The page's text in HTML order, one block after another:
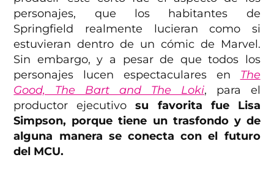
personajes, que los habitantes de
Springfield realmente lucieran como si
estuvieran dentro de un cómic de Marvel.
Sin embargo, y a pesar de que todos los
personajes lucen espectaculares en The
Good, The Bart and The Loki, para el
productor ejecutivosu favorita fue Lisa
Simpson, porque tiene un trasfondo y de
alguna manera se conecta con el futuro
del MCU.